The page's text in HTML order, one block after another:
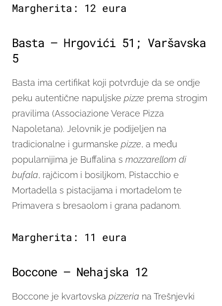
Margherita: 12 eura
Basta – Hrgovići 51; Varšavska
5
Basta ima certifikat koji potvrđuje da se ondje
peku autentične napuljske pizze prema strogim
pravilima (Associazione Verace Pizza
Napoletana). Jelovnik je podijeljen na
tradicionalne i gurmanske pizze, a među
popularnijima je Buffalina s mozzarellom di
bufala, rajčicom i bosiljkom, Pistacchio e
Mortadella s pistacijama i mortadelom te
Primavera s bresaolom i grana padanom.
Margherita: 11 eura
Boccone – Nehajska 12
Boccone je kvartovska pizzeria na Trešnjevki